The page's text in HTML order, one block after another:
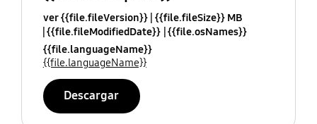
ver {{file.fileVersion}} {{file.fileSize}} MB
{{file.fileModifiedDate}} {{file.osNames}}
{{file.languageName}}
{{file.languageName}}
Descargar